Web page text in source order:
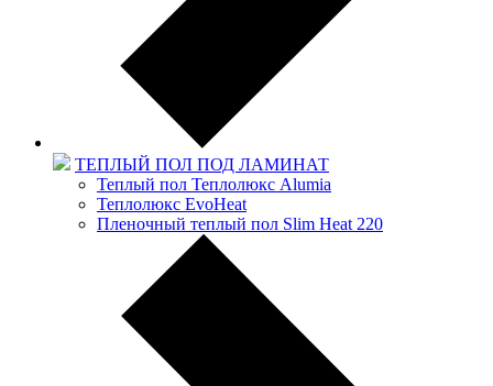
ТЕПЛЫЙ ПОЛ ПОД ЛАМИНАТ
Теплый пол Теплолюкс Alumia
Теплолюкс EvoHeat
Пленочный теплый пол Slim Heat 220